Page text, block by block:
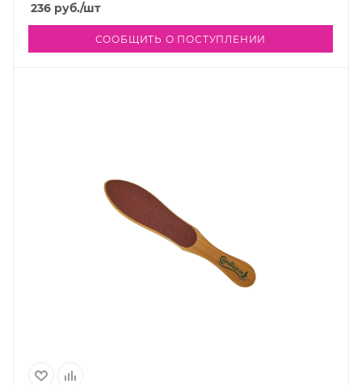
236 руб./шт
СООБЩИТЬ О ПОСТУПЛЕНИИ